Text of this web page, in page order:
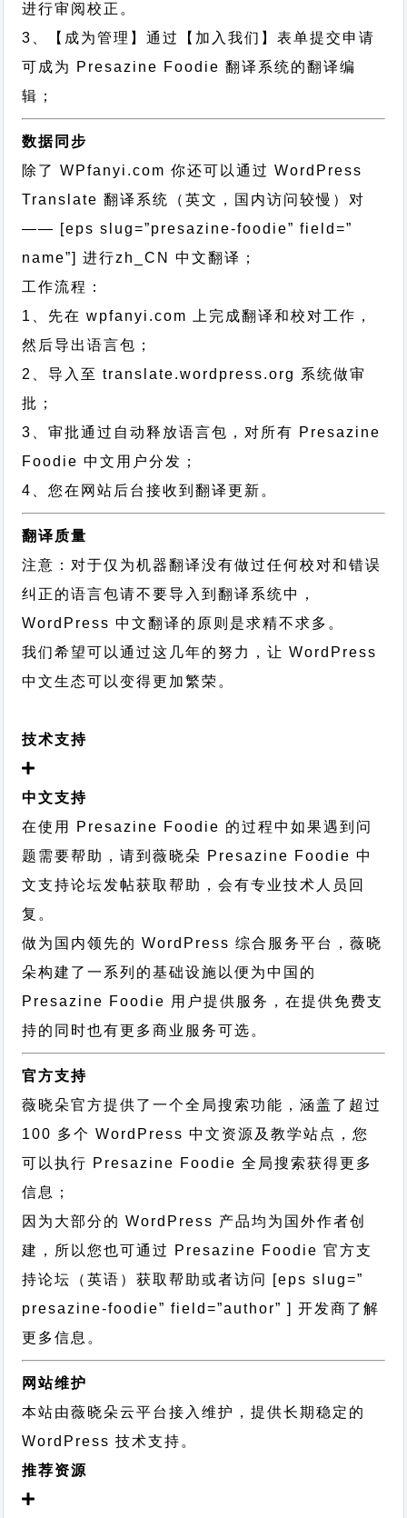
进行审阅校正。
3、【成为管理】通过【加入我们】表单提交申请
可成为 Presazine Foodie 翻译系统的翻译编
辑；
数据同步
除了 WPfanyi.com 你还可以通过WordPress
Translate 翻译系统（英文，国内访问较慢）对
—— [eps slug=”presazine-foodie” field=”
name”]进行zh_CN
中文翻译；
工作流程：
1、先在 wpfanyi.com 上完成翻译和校对工作，
然后导出语言包；
2、导入至 translate.wordpress.org 系统做审
批；
3、审批通过自动释放语言包，对所有 Presazine
Foodie 中文用户分发；
4、您在网站后台接收到翻译更新。
翻译质量
注意：对于仅为机器翻译没有做过任何校对和错误
纠正的语言包请不要导入到翻译系统中，
WordPress 中文翻译的原则 是求精不求多。
我们希望可以通过这几年的努力，让 WordPress
中文生态可以变得更加繁荣。
技术支持
中文支持
在使用 Presazine Foodie 的过程中如果遇到问
题需要帮助，请到薇晓朵 Presazine Foodie 中
文支持论坛发帖获取帮助，会有专业技术人员回
复。
做为国内领先的 WordPress 综合服务平台，薇晓
朵构建了一系列的基础设施以便为中国的
Presazine Foodie 用户提供服务，在提供免费支
持的同时也有更多商业服务可选。
官方支持
薇晓朵官方提供了一个全局搜索功能，涵盖了超过
100 多个 WordPress 中文资源及教学站点，您
可以执行 Presazine Foodie 全局搜索获得更多
信息；
因为大部分的 WordPress 产品均为国外作者创
建，所以您也可通过 Presazine Foodie 官方支
持论坛
（英语）获取帮助或者访问 [eps slug=”
presazine-foodie” field=”author” ] 开发商了解
更多信息。
网站维护
本站由薇晓朵云平台接入维护，提供长期稳定的
WordPress 技术支持 。
推荐资源